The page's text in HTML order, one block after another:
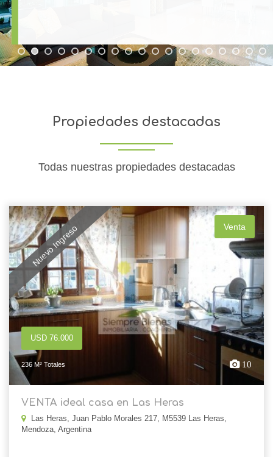
Propiedades destacadas
Todas nuestras propiedades destacadas
Nuevo Ingreso Venta
USD 76.000
236 M² Totales 10
VENTA ideal casa en Las Heras
Las Heras, Juan Pablo Morales 217, M5539 Las Heras,
Mendoza, Argentina